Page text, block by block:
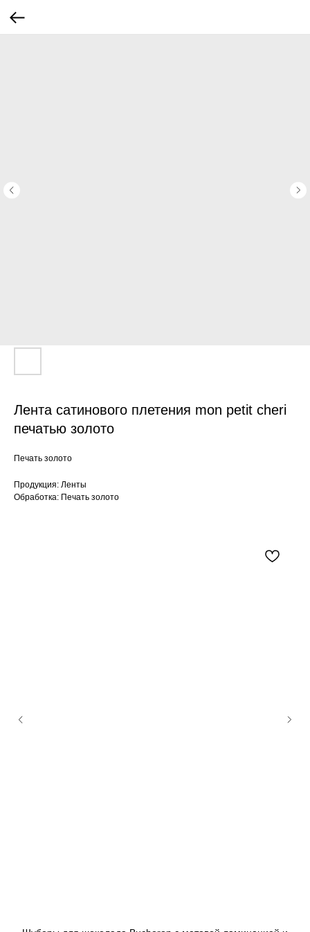
Лента сатинового плетения mon petit cheri
печатью золото
Печать золото
Продукция: Ленты
Обработка: Печать золото